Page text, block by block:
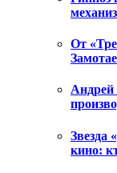
От
Андрей
Звезда
кино: